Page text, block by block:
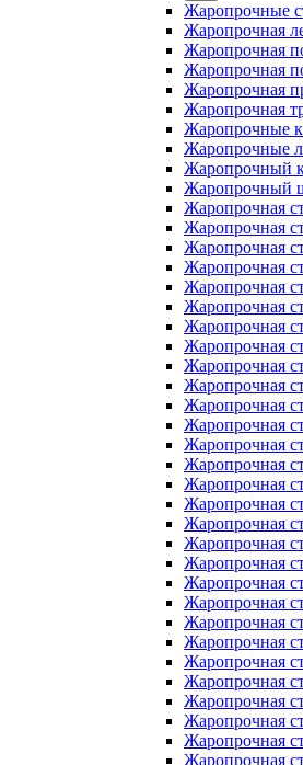
Жаропрочные
Жаропрочная
Жаропрочная
Жаропрочная
Жаропрочная
Жаропрочная
Жаропрочные
Жаропрочные
Жаропрочный
Жаропрочный
Жаропрочная
Жаропрочная
Жаропрочная
Жаропрочная
Жаропрочная
Жаропрочная
Жаропрочная
Жаропрочная
Жаропрочная
Жаропрочная
Жаропрочная
Жаропрочная
Жаропрочная
Жаропрочная
Жаропрочная
Жаропрочная
Жаропрочная
Жаропрочная
Жаропрочная
Жаропрочная
Жаропрочная
Жаропрочная
Жаропрочная
Жаропрочная
Жаропрочная
Жаропрочная
Жаропрочная
Жаропрочная
Жаропрочная